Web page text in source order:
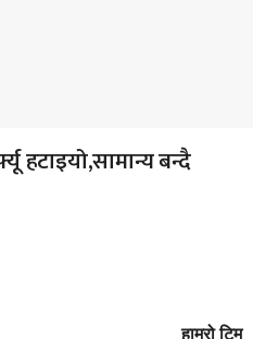
हटाइयो,सामान्य बन्दै
हाम्रो टिम